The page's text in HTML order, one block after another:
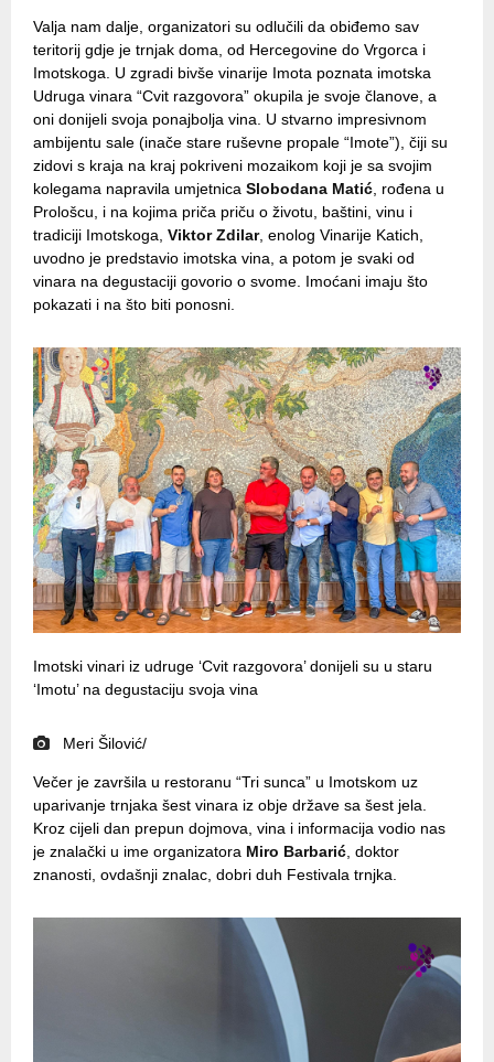
Valja nam dalje, organizatori su odlučili da obiđemo sav
teritorij gdje je trnjak doma, od Hercegovine do Vrgorca i
Imotskoga. U zgradi bivše vinarije Imota poznata imotska
Udruga vinara “Cvit razgovora” okupila je svoje članove, a
oni donijeli svoja ponajbolja vina. U stvarno impresivnom
ambijentu sale (inače stare ruševne propale “Imote”), čiji su
zidovi s kraja na kraj pokriveni mozaikom koji je sa svojim
kolegama napravila umjetnica Slobodana Matić , rođena u
Prološcu, i na kojima priča priču o životu, baštini, vinu i
tradiciji Imotskoga, Viktor Zdilar, enolog Vinarije Katich,
uvodno je predstavio imotska vina, a potom je svaki od
vinara na degustaciji govorio o svome. Imoćani imaju što
pokazati i na što biti ponosni.
Imotski vinari iz udruge ‘Cvit razgovora’ donijeli su u staru
‘Imotu’ na degustaciju svoja vina
Meri Šilović/
Večer je završila u restoranu “Tri sunca” u Imotskom uz
uparivanje trnjaka šest vinara iz obje države sa šest jela.
Kroz cijeli dan prepun dojmova, vina i informacija vodio nas
je znalački u ime organizatora Miro Barbarić , doktor
znanosti, ovdašnji znalac, dobri duh Festivala trnjka.